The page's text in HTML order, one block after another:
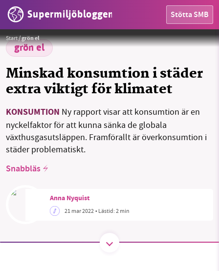
Supermiljöbloggen Stötta SMB
OMRÅDEN
MILJÖFAKTA
OM OSS
Sök Sparade inlägg
Start/grön el
grön el
Minskad konsumtion i städer
extra viktigt för klimatet
KONSUMTION Ny rapport visar att konsumtion är en
nyckelfaktor för att kunna sänka de globala
växthusgasutsläppen. Framförallt är överkonsumtion i
städer problematiskt.
Snabbläs
Anna Nyquist
21 mar 2022• Lästid:2 min
Foto:webandi / Pixabay